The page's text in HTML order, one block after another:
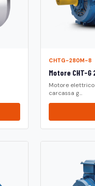
CHTG-280M-8
Motore CHT-G
Motore
carcassa g...